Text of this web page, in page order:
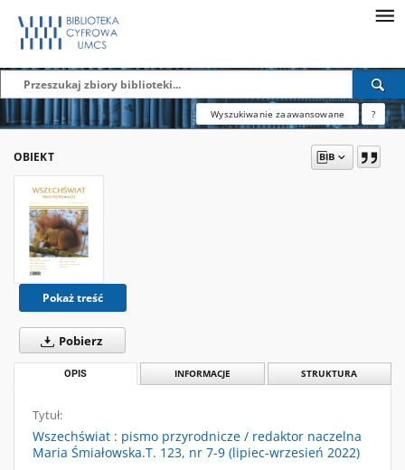
Wyszukiwanie zaawansowane ?
OBIEKT
Pokaż treść
Pobierz
OPIS INFORMACJE STRUKTURA
Tytuł:
Wszechświat : pismo przyrodnicze / redaktor naczelna
Maria Śmiałowska.T. 123, nr 7-9 (lipiec-wrzesień 2022)